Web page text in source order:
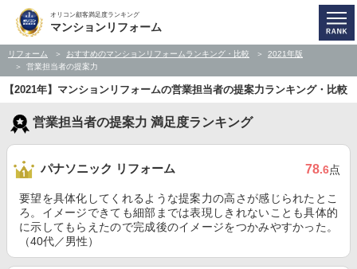
オリコン顧客満足度ランキング
マンションリフォーム
リフォーム おすすめのマンションリフォームランキング・比較
2021年版
営業担当者の提案力
【2021年】マンションリフォームの営業担当者の提案力ランキング・比較
営業担当者の提案力 満足度ランキング
パナソニック リフォーム 78.6点
要望を具体化してくれるような提案力の高さが感じられたとこ
ろ。イメージできても細部までは表現しきれないことも具体的
に示してもらえたので完成後のイメージをつかみやすかった。
（40代／男性）